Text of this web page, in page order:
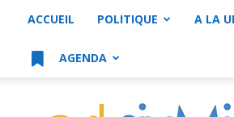
ACCUEIL POLITIQUE A LA
AGENDA
artsixMic